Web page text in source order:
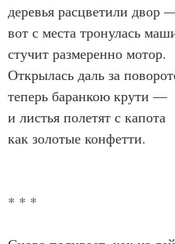
деревья расцветили двор
вот с места тронулась
стучит размеренно мотор.
Открылась даль за
теперь баранкою крути —
и листья полетят с капота
как золотые конфетти.
* * *